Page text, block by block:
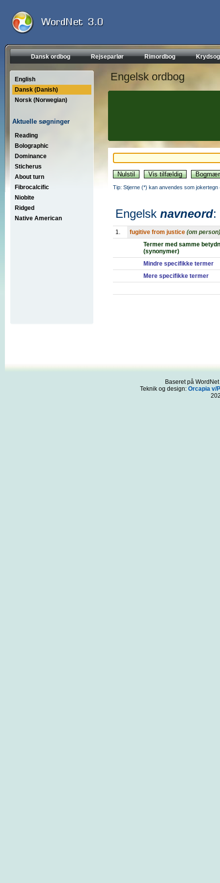
Dansk ordbog Rejseparlør Rimordbog
English
Dansk (Danish)
Norsk (Norwegian)
Aktuelle søgninger
Reading
Bolographic
Dominance
Sticherus
About turn
Fibrocalcific
Niobite
Ridged
Native American
Engelsk ordbog
Tip: Stjerne (*) kan anvendes som
Engelsk navneord:
1. fugitive from justice (om person)
Termer med samme
(synonymer)
Mindre specifikke termer
Mere specifikke termer
Baseret på
Teknik og design: Orcapia v/